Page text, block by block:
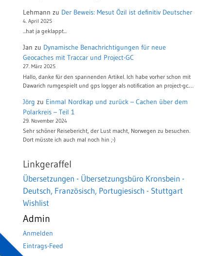
Lehmann zu Der Beweis: Mesut Özil ist definitiv Deutscher
4. April 2025
...hat ja geklappt...
Jan zu Dynamische Benachrichtigungen für neue
Geocaches mit Traccar und Project-GC
27. März 2025
Hallo, danke für den spannenden Artikel. Ich habe vorher schon mit
Dawarich rumgespielt und gps logger als notification an project-gc.…
Jörg zu Einmal Nordkap und zurück – Cachen über dem
Polarkreis – Teil 1
29. November 2024
Sehr schöner Reisebericht, der Lust macht, Norwegen zu besuchen.
Dort müsste ich auch mal noch hin ;-)
Linkgeraffel
Übersetzungen - Übersetzungsbüro Kronsbein -
Deutsch, Französisch, Portugiesisch - Stuttgart
Wishlist
Admin
Anmelden
Eintrags-Feed